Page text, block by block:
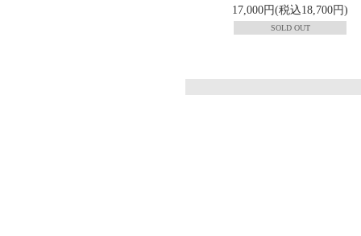
17,000円(税込18,700円)
SOLD OUT